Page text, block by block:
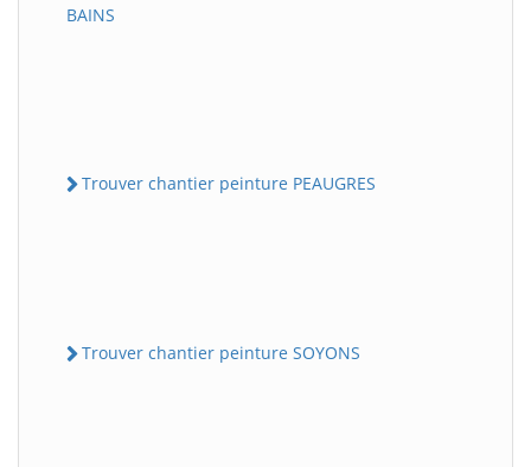
BAINS
Trouver chantier peinture PEAUGRES
Trouver chantier peinture SOYONS